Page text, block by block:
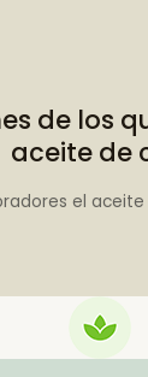
de los
aceite de
el